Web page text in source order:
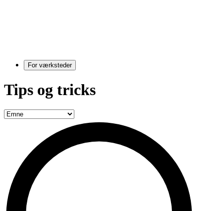
For værksteder
Tips og tricks